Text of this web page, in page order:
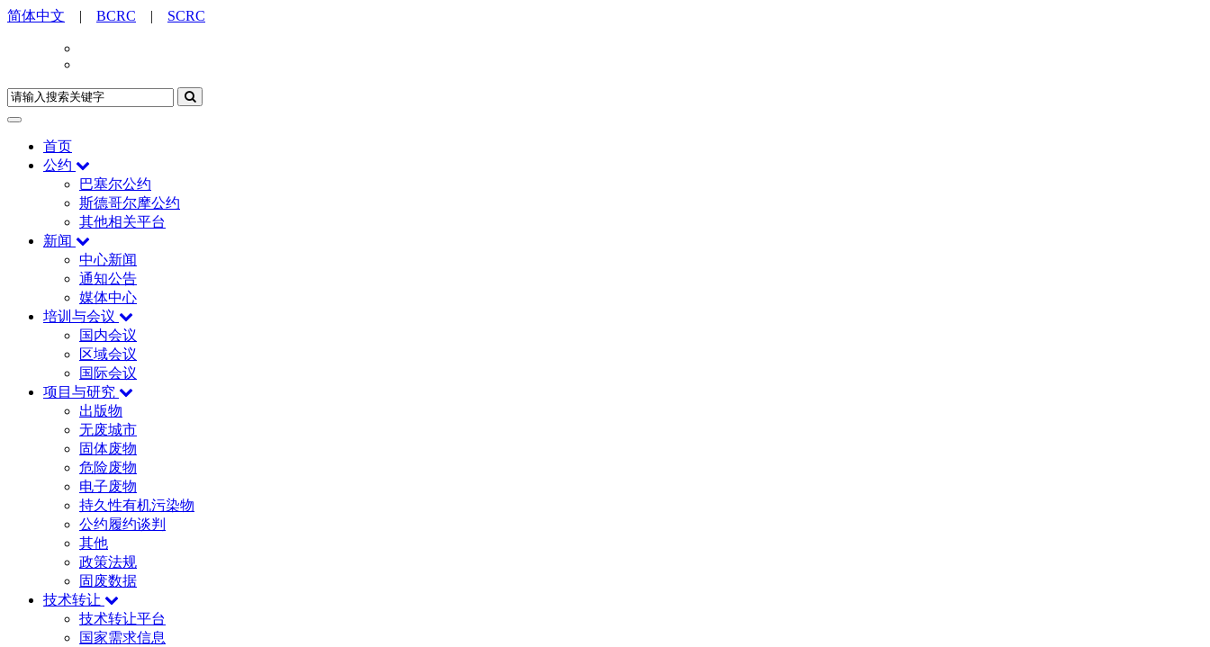
简体中文 | BCRC | SCRC
首页
公约
巴塞尔公约
斯德哥尔摩公约
其他相关平台
新闻
中心新闻
通知公告
媒体中心
培训与会议
国内会议
区域会议
国际会议
项目与研究
出版物
无废城市
固体废物
危险废物
电子废物
持久性有机污染物
公约履约谈判
其他
政策法规
固废数据
技术转让
技术转让平台
国家需求信息